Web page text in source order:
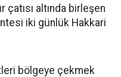
çatısı altında birleşen
iki günlük Hakkari
bölgeye çekmek